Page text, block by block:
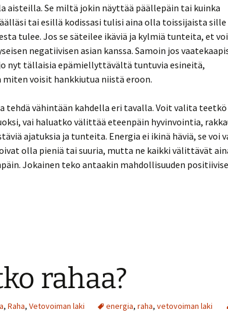
Se miltä jokin näyttää päällepäin tai kuinka
tai esillä kodissasi tulisi aina olla toissijaista sille
tulee. Jos se säteilee ikäviä ja kylmiä tunteita, et voi
negatiivisen asian kanssa. Samoin jos
nyt tällaisia epämiellyttävältä tuntuvia esineitä,
voisit hankkiutua niistä eroon.
tehdä vähintään kahdella eri tavalla. Voit valita teetkö
vai haluatko välittää eteenpäin hyvinvointia,
ajatuksia ja tunteita. Energia ei ikinä häviä, se voi
olla pieniä tai suuria, mutta ne kaikki välittävät
Jokainen teko antaakin mahdollisuuden
rahaa?
, Raha, Vetovoiman laki energia, raha, vetovoiman laki